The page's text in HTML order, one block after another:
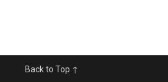
Back to Top ↑